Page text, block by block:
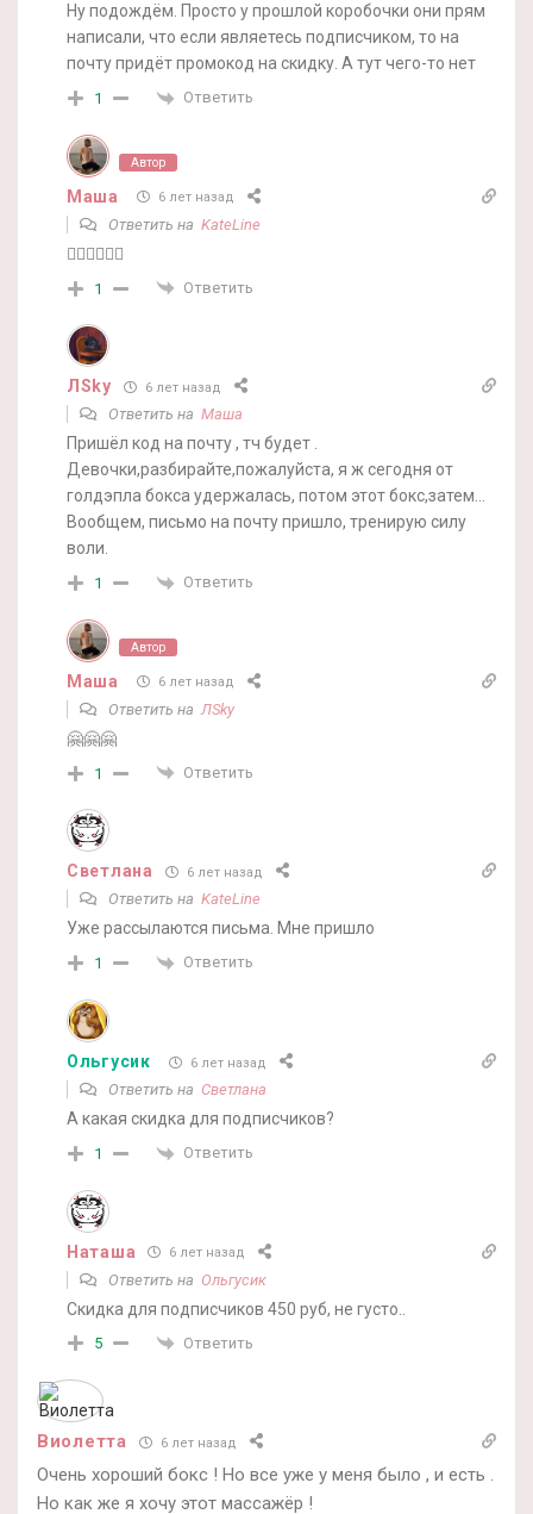
Ну подождём. Просто у прошлой коробочки они прям
написали, что если являетесь подписчиком, то на
почту придёт промокод на скидку. А тут чего-то нет
1 Ответить
Автор
Маша 6 лет назад
Ответить на KateLine
🤷‍♀️🤷‍♀️🤷‍♀️
1 Ответить
ЛSky 6 лет назад
Ответить на Маша
Пришёл код на почту , тч будет .
Девочки,разбирайте,пожалуйста, я ж сегодня от
голдэпла бокса удержалась, потом этот бокс,затем…
Вообщем, письмо на почту пришло, тренирую силу
воли.
1 Ответить
Автор
Маша 6 лет назад
Ответить на ЛSky
🤗🤗🤗
1 Ответить
Светлана 6 лет назад
Ответить на KateLine
Уже рассылаются письма. Мне пришло
1 Ответить
Ольгусик 6 лет назад
Ответить на Светлана
А какая скидка для подписчиков?
1 Ответить
Наташа 6 лет назад
Ответить на Ольгусик
Скидка для подписчиков 450 руб, не густо..
5 Ответить
Виолетта 6 лет назад
Очень хороший бокс ! Но все уже у меня было , и есть .
Но как же я хочу этот массажёр !